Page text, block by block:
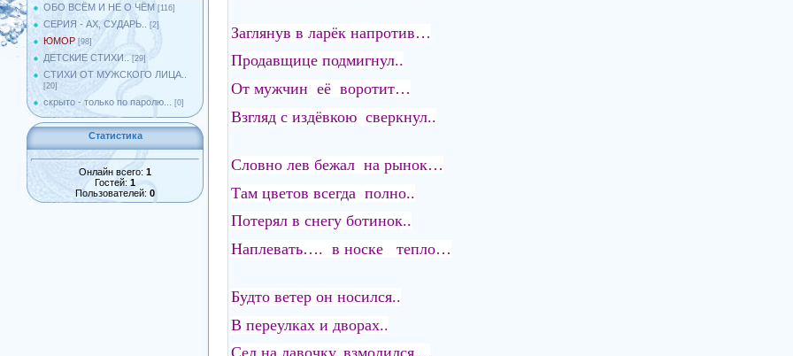
ОБО ВСЁМ И НЕ О ЧЁМ [116]
СЕРИЯ - АХ, СУДАРЬ.. [2]
ЮМОР [98]
ДЕТСКИЕ СТИХИ.. [29]
СТИХИ ОТ МУЖСКОГО ЛИЦА..
[20]
скрыто - только по паролю... [0]
Статистика
Онлайн всего: 1
Гостей: 1
Пользователей: 0
Заглянув в ларёк напротив…
Продавщице подмигнул..
От мужчин её воротит…
Взгляд с издёвкою сверкнул..
Словно лев бежал на рынок…
Там цветов всегда полно..
Потерял в снегу ботинок..
Наплевать…. в носке тепло…
Будто ветер он носился..
В переулках и дворах..